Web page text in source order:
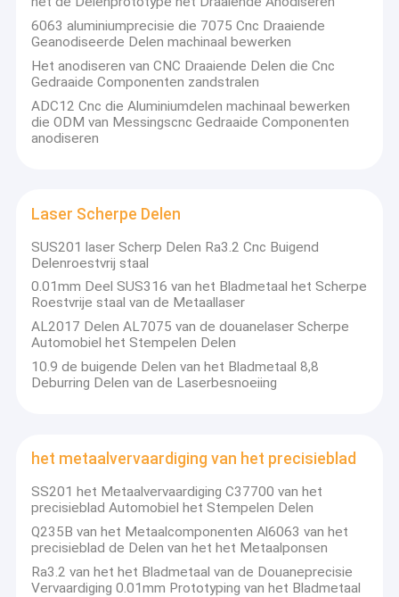
6063 aluminiumprecisie die 7075 Cnc Draaiende
Geanodiseerde Delen machinaal bewerken
Het anodiseren van CNC Draaiende Delen die Cnc
Gedraaide Componenten zandstralen
ADC12 Cnc die Aluminiumdelen machinaal bewerken
die ODM van Messingscnc Gedraaide Componenten
anodiseren
Laser Scherpe Delen
SUS201 laser Scherp Delen Ra3.2 Cnc Buigend
Delenroestvrij staal
0.01mm Deel SUS316 van het Bladmetaal het Scherpe
Roestvrije staal van de Metaallaser
AL2017 Delen AL7075 van de douanelaser Scherpe
Automobiel het Stempelen Delen
10.9 de buigende Delen van het Bladmetaal 8,8
Deburring Delen van de Laserbesnoeiing
het metaalvervaardiging van het precisieblad
SS201 het Metaalvervaardiging C37700 van het
precisieblad Automobiel het Stempelen Delen
Q235B van het Metaalcomponenten Al6063 van het
precisieblad de Delen van het het Metaalponsen
Ra3.2 van het het Bladmetaal van de Douaneprecisie
Vervaardiging 0.01mm Prototyping van het Bladmetaal